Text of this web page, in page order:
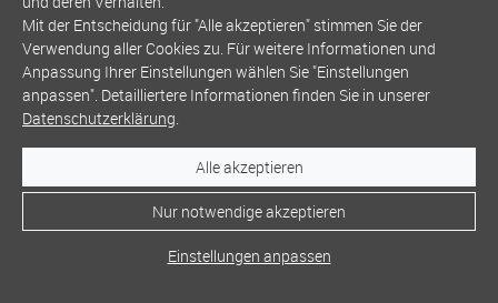
Mit der Entscheidung für "Alle akzeptieren" stimmen Sie der
Verwendung aller Cookies zu. Für weitere Informationen und
Anpassung Ihrer Einstellungen wählen Sie "Einstellungen
anpassen". Detailliertere Informationen finden Sie in unserer
Datenschutzerklärung.
Alle akzeptieren
Nur notwendige akzeptieren
Einstellungen anpassen